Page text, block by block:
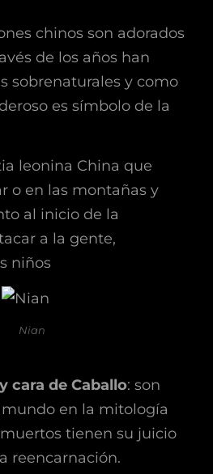
chinos son adorados
de los años han
sobrenaturales y como
es símbolo de la
leonina China que
o en las montañas y
al inicio de la
a la gente,
niños
Nian
cara de Caballo: son
en la mitología
tienen su juicio
reencarnación.